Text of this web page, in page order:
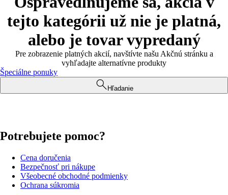
tejto kategórii už nie je platná,
alebo je tovar vypredaný
Pre zobrazenie platných akcií, navštívte našu Akčnú stránku a
vyhľadajte alternatívne produkty
Špeciálne ponuky
Hľadanie
Potrebujete pomoc?
Cena doručenia
Bezpečnosť pri nákupe
Všeobecné obchodné podmienky
Ochrana súkromia